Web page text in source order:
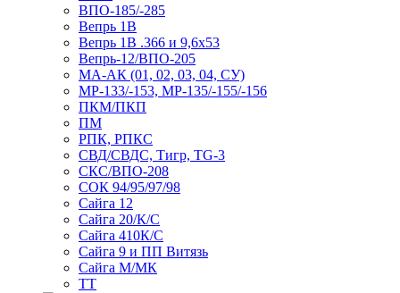
ВПО-185/-285
Вепрь 1В
Вепрь 1В .366 и 9,6х53
Вепрь-12/ВПО-205
МА-АК (01, 02, 03, 04, СУ)
МР-133/-153, МР-135/-155/-156
ПКМ/ПКП
ПМ
РПК, РПКС
СВД/СВДС, Тигр, TG-3
СКС/ВПО-208
СОК 94/95/97/98
Сайга 12
Сайга 20/К/С
Сайга 410К/С
Сайга 9 и ПП Витязь
Сайга М/МК
ТТ